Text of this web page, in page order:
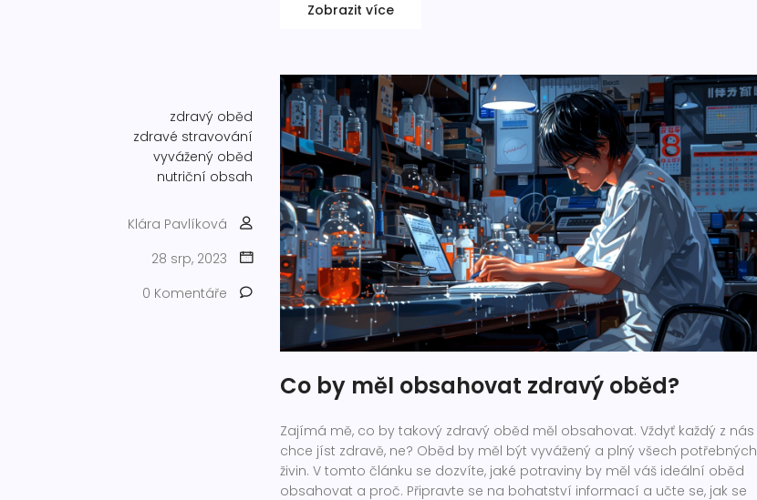
Zobrazit více
zdravý oběd
zdravé stravování
vyvážený oběd
nutriční obsah
Klára Pavlíková
28 srp, 2023
0 Komentáře
Co by měl obsahovat zdravý oběd?
Zajímá mě, co by takový zdravý oběd měl obsahovat. Vždyť každý z nás
chce jíst zdravě, ne? Oběd by měl být vyvážený a plný všech potřebných
živin. V tomto článku se dozvíte, jaké potraviny by měl váš ideální oběd
obsahovat a proč. Připravte se na bohatství informací a učte se, jak se